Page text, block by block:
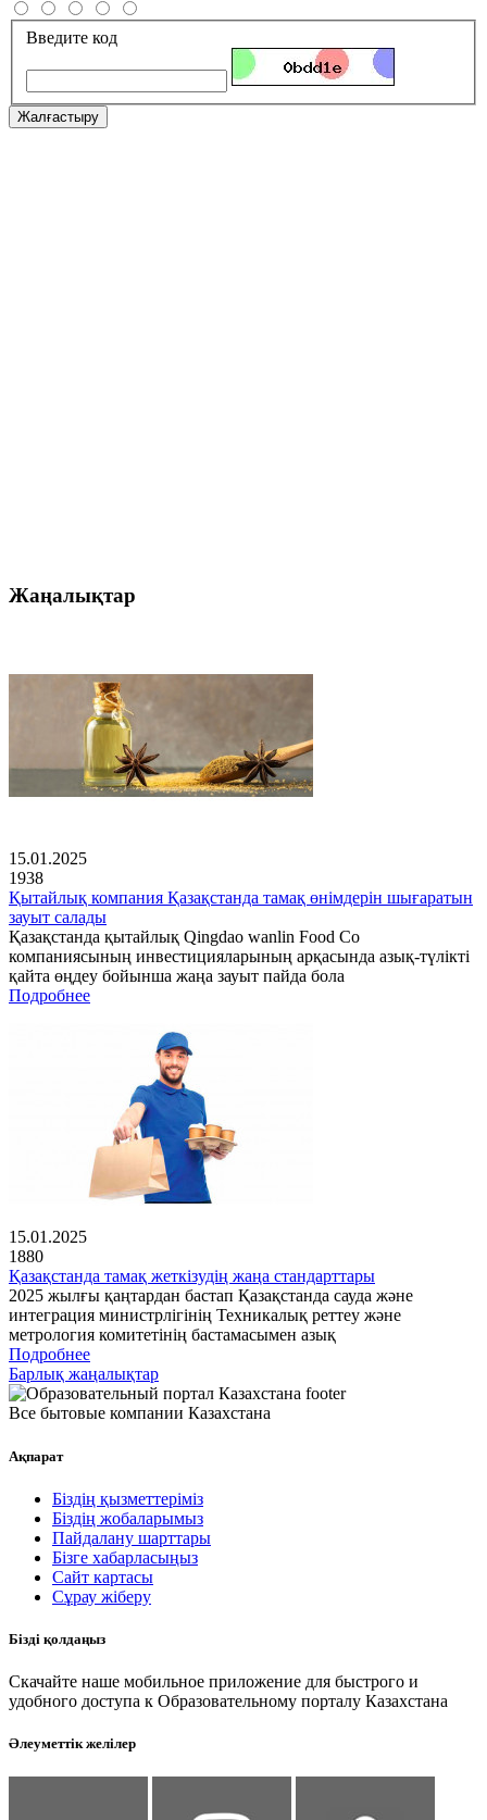
Введите код
Жалғастыру
Жаңалықтар
15.01.2025
1938
Қытайлық компания Қазақстанда тамақ өнімдерін шығаратын
зауыт салады
Қазақстанда қытайлық Qingdao wanlin Food Co
компаниясының инвестицияларының арқасында азық-түлікті
қайта өңдеу бойынша жаңа зауыт пайда бола
Подробнее
15.01.2025
1880
Қазақстанда тамақ жеткізудің жаңа стандарттары
2025 жылғы қаңтардан бастап Қазақстанда сауда және
интеграция министрлігінің Техникалық реттеу және
метрология комитетінің бастамасымен азық
Подробнее
Барлық жаңалықтар
Все бытовые компании Казахстана
Ақпарат
Біздің қызметтеріміз
Біздің жобаларымыз
Пайдалану шарттары
Бізге хабарласыңыз
Сайт картасы
Сұрау жіберу
Бізді қолдаңыз
Скачайте наше мобильное приложение для быстрого и
удобного доступа к Образовательному порталу Казахстана
Әлеуметтік желілер